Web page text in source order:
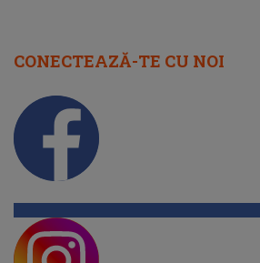
CONECTEAZĂ-TE CU NOI